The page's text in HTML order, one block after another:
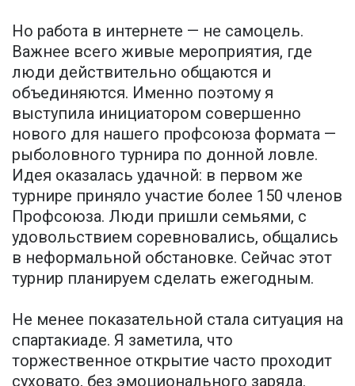
Но работа в интернете — не самоцель.
Важнее всего живые мероприятия, где
люди действительно общаются и
объединяются. Именно поэтому я
выступила инициатором совершенно
нового для нашего профсоюза формата —
рыболовного турнира по донной ловле.
Идея оказалась удачной: в первом же
турнире приняло участие более 150 членов
Профсоюза. Люди пришли семьями, с
удовольствием соревновались, общались
в неформальной обстановке. Сейчас этот
турнир планируем сделать ежегодным.
Не менее показательной стала ситуация на
спартакиаде. Я заметила, что
торжественное открытие часто проходит
суховато, без эмоционального заряда.